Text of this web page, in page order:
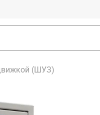
(ШУЗ)